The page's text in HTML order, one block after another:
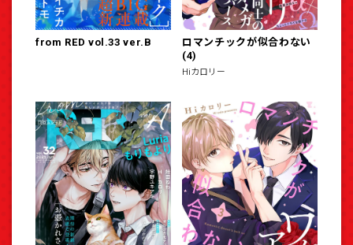
from RED vol.33 ver.B
ロマンチックが似合わない
(4)
Hiカロリー